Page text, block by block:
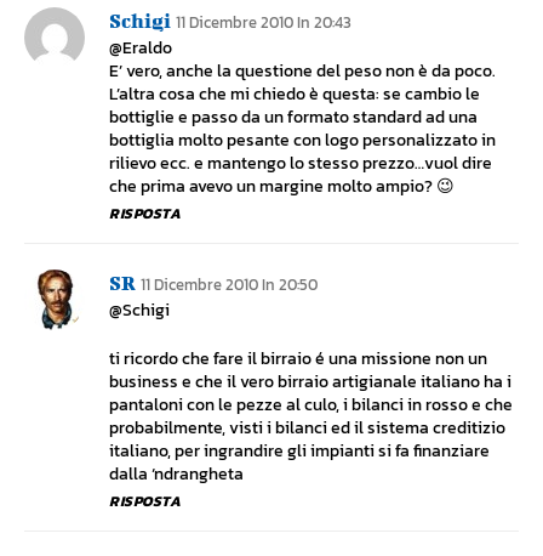
Schigi 11 Dicembre 2010 In 20:43
@Eraldo
E’ vero, anche la questione del peso non è da poco.
L’altra cosa che mi chiedo è questa: se cambio le
bottiglie e passo da un formato standard ad una
bottiglia molto pesante con logo personalizzato in
rilievo ecc. e mantengo lo stesso prezzo…vuol dire
che prima avevo un margine molto ampio? 😉
RISPOSTA
SR 11 Dicembre 2010 In 20:50
@Schigi
ti ricordo che fare il birraio é una missione non un
business e che il vero birraio artigianale italiano ha i
pantaloni con le pezze al culo, i bilanci in rosso e che
probabilmente, visti i bilanci ed il sistema creditizio
italiano, per ingrandire gli impianti si fa finanziare
dalla ‘ndrangheta
RISPOSTA